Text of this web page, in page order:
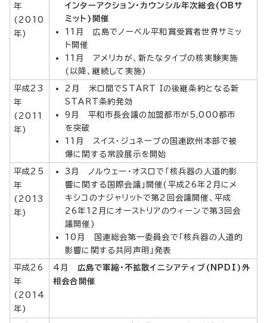
年
(2010
年)
インターアクション・カウンシル年次総会(OBサ
ミット)開催
11月 広島でノーベル平和賞受賞者世界サミッ
ト開催
11月 アメリカが、新たなタイプの核実験実施
(以降、継続して実施)
平成23
年
(2011
年)
2月 米ロ間でSTART Iの後継条約となる新
START条約発効
9月 平和市長会議の加盟都市が5,000都市
を突破
11月 スイス・ジュネーブの国連欧州本部で被
爆に関する常設展示を開始
平成25
年
(2013
年)
3月 ノルウェー・オスロで「核兵器の人道的影
響に関する国際会議」開催(平成26年2月にメ
キシコのナジャリットで第2回会議開催、平成
26年12月にオーストリアのウィーンで第3回会
議開催)
10月 国連総会第一委員会で「核兵器の人道的
影響に関する共同声明」発表
平成26
年
(2014
年)
4月 広島で軍縮・不拡散イニシアティブ(NPDI)外
相会合開催